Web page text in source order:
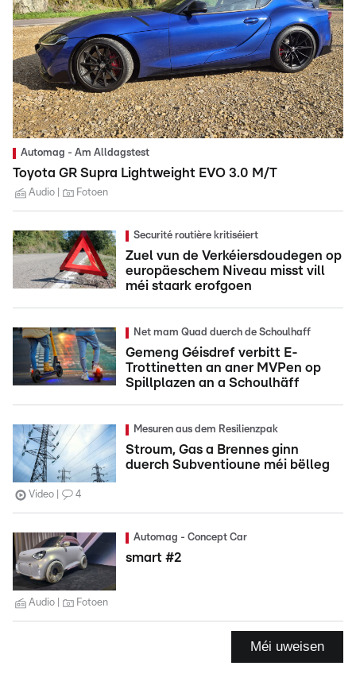
Automag - Am Alldagstest
Toyota GR Supra Lightweight EVO 3.0 M/T
Audio Fotoen
Securité routière kritiséiert
Zuel vun de Verkéiersdoudegen op
europäeschem Niveau misst vill
méi staark erofgoen
Net mam Quad duerch de Schoulhaff
Gemeng Géisdref verbitt E-
Trottinetten an aner MVPen op
Spillplazen an a Schoulhäff
Mesuren aus dem Resilienzpak
Stroum, Gas a Brennes ginn
duerch Subventioune méi bëlleg
Video 4
Automag - Concept Car
smart #2
Audio Fotoen
Méi uweisen